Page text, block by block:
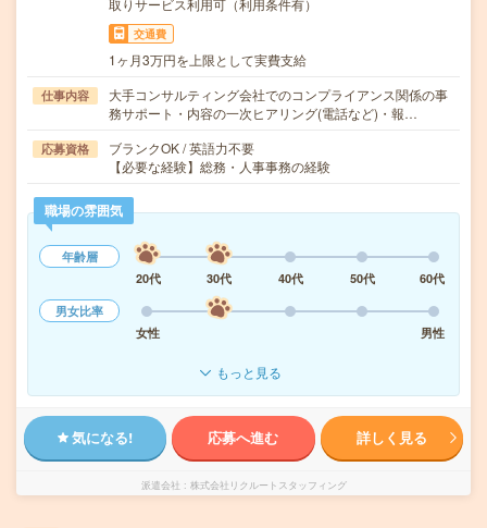
取りサービス利用可（利用条件有）
交通費
1ヶ月3万円を上限として実費支給
仕事内容
大手コンサルティング会社でのコンプライアンス関係の事
務サポート・内容の一次ヒアリング(電話など)・報…
応募資格
ブランクOK / 英語力不要
【必要な経験】総務・人事事務の経験
職場の雰囲気
年齢層
20代
30代 40代 50代
60代
男女比率
女性
男性
もっと見る
気になる! 応募へ進む 詳しく見る
派遣会社 株式会社リクルートスタッフィング